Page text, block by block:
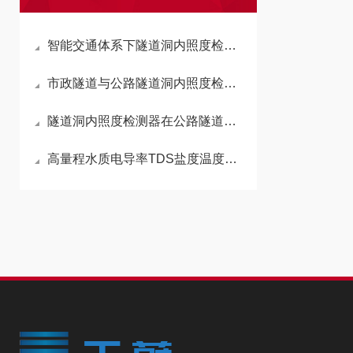
智能交通体系下隧道洞内照度检测器功能作用与运维管理要点
市政隧道与公路隧道洞内照度检测器应用场景及实际作用解析
隧道洞内照度检测器在公路隧道通行安全管控中的实际应用价值
​高量程水质电导率TDS盐度温度传感器：搭载内部信号隔离技术，抗干扰性强